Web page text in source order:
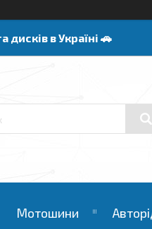
дисків в Україні 🚗
Мотошини